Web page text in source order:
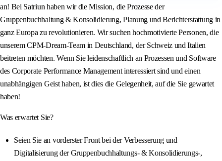
an! Bei Satriun haben wir die Mission, die Prozesse der
Gruppenbuchhaltung & Konsolidierung, Planung und Berichterstattung in
ganz Europa zu revolutionieren. Wir suchen hochmotivierte Personen, die
unserem CPM-Dream-Team in Deutschland, der Schweiz und Italien
beitreten möchten. Wenn Sie leidenschaftlich an Prozessen und Software
des Corporate Performance Management interessiert sind und einen
unabhängigen Geist haben, ist dies die Gelegenheit, auf die Sie gewartet
haben!
Was erwartet Sie?
Seien Sie an vorderster Front bei der Verbesserung und
Digitalisierung der Gruppenbuchhaltungs- & Konsolidierungs-,